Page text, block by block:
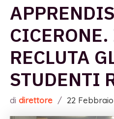
RECLUTA
STUDENTI
di direttore / 22